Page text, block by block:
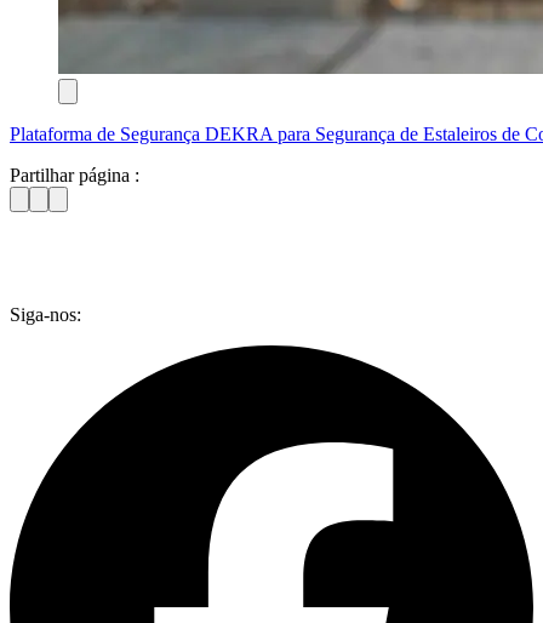
Plataforma de Segurança DEKRA para Segurança de Estaleiros de
Partilhar página :
Siga-nos: